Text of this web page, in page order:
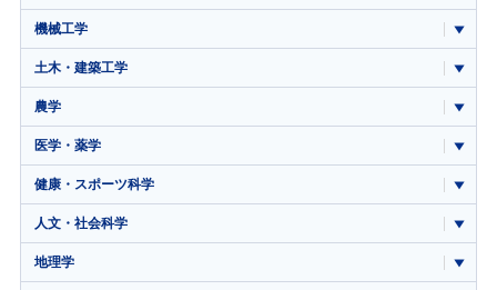
機械工学
土木・建築工学
農学
医学・薬学
健康・スポーツ科学
人文・社会科学
地理学